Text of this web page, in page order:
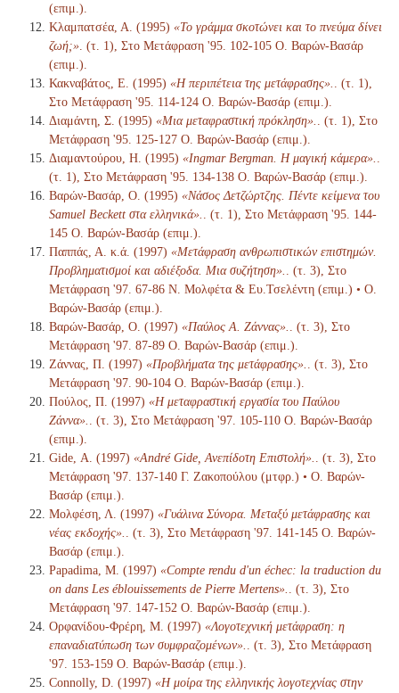
(επιμ.).
Κλαμπατσέα, Α. (1995) «Το γράμμα σκοτώνει και το πνεύμα δίνει
ζωή;» . (τ. 1), Στο Μετάφραση '95. 102-105 Ο. Βαρών-Βασάρ
(επιμ.).
Κακναβάτος, Ε. (1995) «Η περιπέτεια της μετάφρασης».
. (τ. 1),
Στο Μετάφραση '95. 114-124 Ο. Βαρών-Βασάρ (επιμ.).
Διαμάντη, Σ. (1995) «Μια μεταφραστική πρόκληση».
. (τ. 1), Στο
Μετάφραση '95. 125-127 Ο. Βαρών-Βασάρ (επιμ.).
Διαμαντούρου, Η. (1995) «Ingmar Bergman. Η μαγική κάμερα».
(τ. 1), Στο Μετάφραση '95. 134-138 Ο. Βαρών-Βασάρ (επιμ.).
Βαρών-Βασάρ, Ο. (1995) «Νάσος Δετζώρτζης. Πέντε κείμενα του
Samuel Beckett στα ελληνικά».
. (τ. 1), Στο Μετάφραση '95. 144-
145 Ο. Βαρών-Βασάρ (επιμ.).
Παππάς, Α. κ.ά. (1997) «Μετάφραση ανθρωπιστικών επιστημών.
Προβληματισμοί και αδιέξοδα. Μια συζήτηση».
. (τ. 3), Στο
Μετάφραση '97. 67-86 Ν. Μολφέτα & Ευ.Τσελέντη (επιμ.) • Ο.
Βαρών-Βασάρ (επιμ.).
Βαρών-Βασάρ, Ο. (1997) «Παύλος Α. Ζάννας».
. (τ. 3), Στο
Μετάφραση '97. 87-89 Ο. Βαρών-Βασάρ (επιμ.).
Ζάννας, Π. (1997) «Προβλήματα της μετάφρασης».
. (τ. 3), Στο
Μετάφραση '97. 90-104 Ο. Βαρών-Βασάρ (επιμ.).
Πούλος, Π. (1997) «Η μεταφραστική εργασία του Παύλου
Ζάννα».
. (τ. 3), Στο Μετάφραση '97. 105-110 Ο. Βαρών-Βασάρ
(επιμ.).
Gide, Α. (1997) «André Gide, Ανεπίδοτη Επιστολή».
. (τ. 3), Στο
Μετάφραση '97. 137-140 Γ. Ζακοπούλου (μτφρ.) • Ο. Βαρών-
Βασάρ (επιμ.).
Μολφέση, Λ. (1997) «Γυάλινα Σύνορα. Μεταξύ μετάφρασης και
νέας εκδοχής».
. (τ. 3), Στο Μετάφραση '97. 141-145 Ο. Βαρών-
Βασάρ (επιμ.).
Papadima, M. (1997) «Compte rendu d'un échec: la traduction du
on dans Les éblouissements de Pierre Mertens».
. (τ. 3), Στο
Μετάφραση '97. 147-152 Ο. Βαρών-Βασάρ (επιμ.).
Ορφανίδου-Φρέρη, Μ. (1997) «Λογοτεχνική μετάφραση: η
επαναδιατύπωση των συμφραζομένων».
. (τ. 3), Στο Μετάφραση
'97. 153-159 Ο. Βαρών-Βασάρ (επιμ.).
Connolly, D. (1997) «Η μοίρα της ελληνικής λογοτεχνίας στην